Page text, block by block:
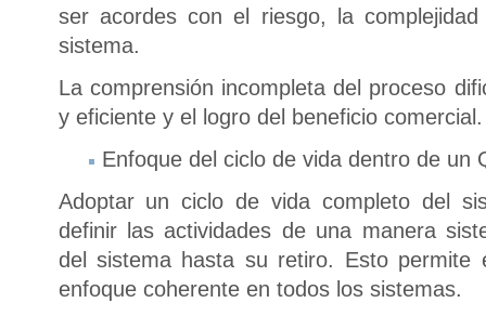
ser acordes con el riesgo, la
sistema.
La comprensión incompleta del proceso
y eficiente y el logro del beneficio comercial.
Enfoque del ciclo de vida dentro de un
Adoptar un ciclo de vida completo del
definir las actividades de una manera
del sistema hasta su retiro. Esto
enfoque coherente en todos los sistemas.